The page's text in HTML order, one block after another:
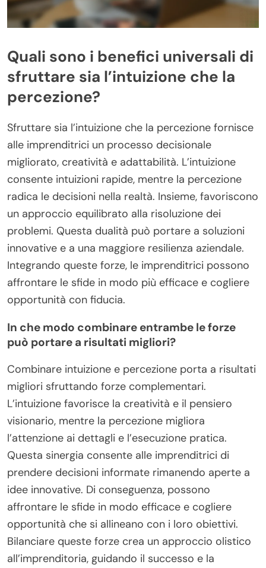
Quali sono i benefici universali di
sfruttare sia l’intuizione che la
percezione?
Sfruttare sia l’intuizione che la percezione fornisce
alle imprenditrici un processo decisionale
migliorato, creatività e adattabilità. L’intuizione
consente intuizioni rapide, mentre la percezione
radica le decisioni nella realtà. Insieme, favoriscono
un approccio equilibrato alla risoluzione dei
problemi. Questa dualità può portare a soluzioni
innovative e a una maggiore resilienza aziendale.
Integrando queste forze, le imprenditrici possono
affrontare le sfide in modo più efficace e cogliere
opportunità con fiducia.
In che modo combinare entrambe le forze
può portare a risultati migliori?
Combinare intuizione e percezione porta a risultati
migliori sfruttando forze complementari.
L’intuizione favorisce la creatività e il pensiero
visionario, mentre la percezione migliora
l’attenzione ai dettagli e l’esecuzione pratica.
Questa sinergia consente alle imprenditrici di
prendere decisioni informate rimanendo aperte a
idee innovative. Di conseguenza, possono
affrontare le sfide in modo efficace e cogliere
opportunità che si allineano con i loro obiettivi.
Bilanciare queste forze crea un approccio olistico
all’imprenditoria, guidando il successo e la